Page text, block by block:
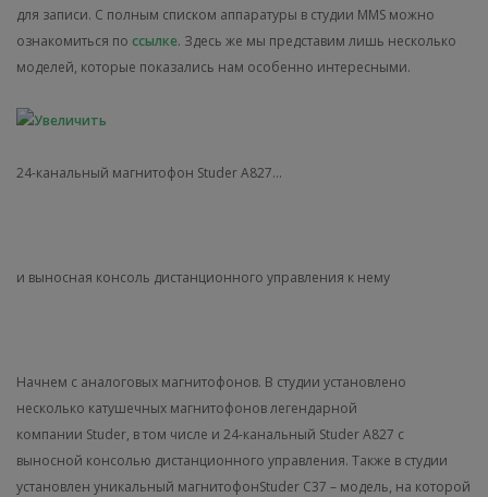
для записи. С полным списком аппаратуры в студии MMS можно
ознакомиться по ссылке. Здесь же мы представим лишь несколько
моделей, которые показались нам особенно интересными.
24-канальный магнитофон Studer A827...
и выносная консоль дистанционного управления к нему
Начнем с аналоговых магнитофонов. В студии установлено
несколько катушечных магнитофонов легендарной
компании Studer, в том числе и 24-канальный Studer A827 с
выносной консолью дистанционного управления. Также в студии
установлен уникальный магнитофонStuder C37 – модель, на которой